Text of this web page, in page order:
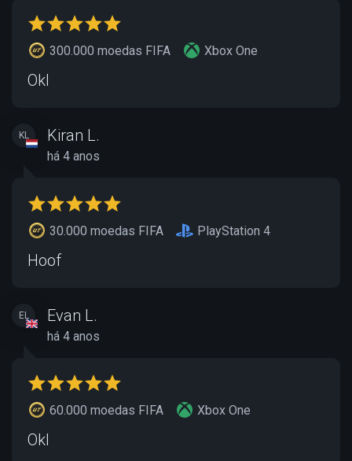
300.000 moedas FIFA Xbox One
Okl
KL Kiran L.
há 4 anos
30.000 moedas FIFA PlayStation 4
Hoof
EL Evan L.
há 4 anos
60.000 moedas FIFA Xbox One
Okl